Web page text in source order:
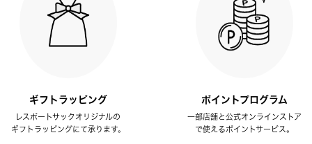
ギフトラッピング
レスポートサックオリジナルの
ギフトラッピングにて承ります。
ポイントプログラム
一部店舗と公式オンラインストア
で使えるポイントサービス。